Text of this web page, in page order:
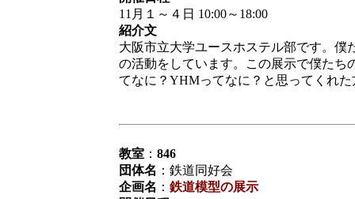
11月１～４日 10:00～18:00
紹介文
大阪市立大学ユースホステル部です。
の活動をしています。この展示で僕たち
てなに？YHMってなに？と思ってくれ
教室 ： 846
団体名 ：鉄道同好会
企画名 ： 鉄道模型の展示